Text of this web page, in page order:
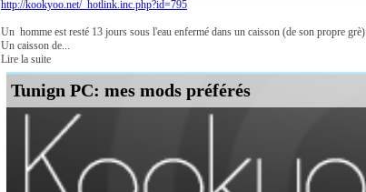
http://kookyoo.net/_hotlink.inc.php?id=795
Un homme est resté 13 jours sous l'eau enfermé dans un caisson (de son propre grè).
Un caisson de...
Lire la suite
Tunign PC: mes mods préférés